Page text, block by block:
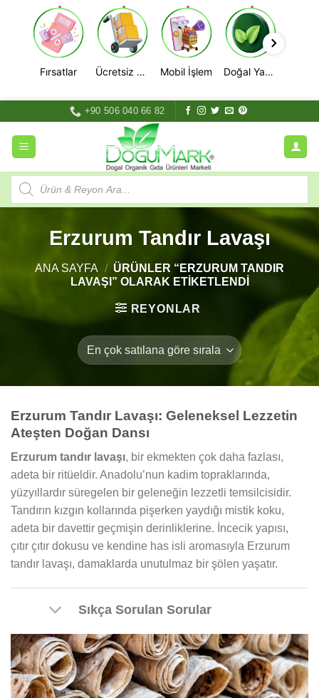
Fırsatlar Ücretsiz Kargo Mobil İşlem Doğal Yaşam
+90 506 040 66 82
Products
search
Erzurum Tandır Lavaşı
ANA SAYFA / ÜRÜNLER “ERZURUM TANDIR
LAVAŞI” OLARAK ETIKETLENDI
REYONLAR
Erzurum Tandır Lavaşı: Geleneksel Lezzetin
Ateşten Doğan Dansı
Erzurum tandır lavaşı, bir ekmekten çok daha fazlası,
adeta bir ritüeldir. Anadolu’nun kadim topraklarında,
yüzyıllardır süregelen bir geleneğin lezzetli temsilcisidir.
Tandırın kızgın kollarında pişerken yaydığı mistik koku,
adeta bir davettir geçmişin derinliklerine. İncecik yapısı,
çıtır çıtır dokusu ve kendine has isli aromasıyla Erzurum
tandır lavaşı, damaklarda unutulmaz bir şölen yaşatır.
Sıkça Sorulan Sorular